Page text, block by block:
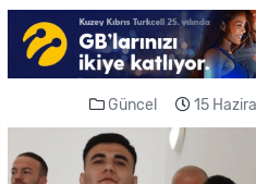
Güncel 15